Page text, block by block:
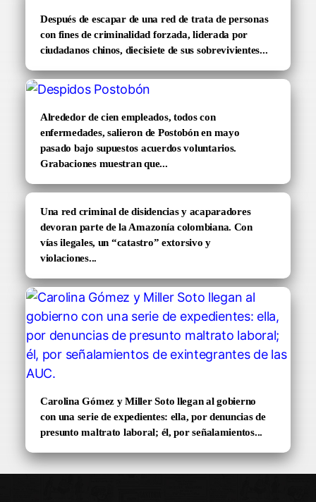
Después de escapar de una red de trata de personas
con fines de criminalidad forzada, liderada por
ciudadanos chinos, diecisiete de sus sobrevivientes...
Alrededor de cien empleados, todos con
enfermedades, salieron de Postobón en mayo
pasado bajo supuestos acuerdos voluntarios.
Grabaciones muestran que...
Una red criminal de disidencias y acaparadores
devoran parte de la Amazonía colombiana. Con
vías ilegales, un “catastro” extorsivo y
violaciones...
Carolina Gómez y Miller Soto llegan al gobierno
con una serie de expedientes: ella, por denuncias de
presunto maltrato laboral; él, por señalamientos...